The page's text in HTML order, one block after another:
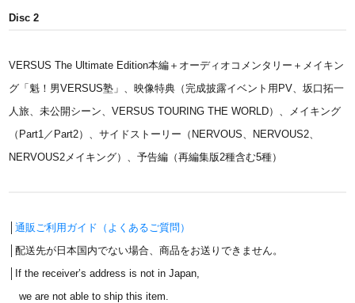
Disc 2
VERSUS The Ultimate Edition本編＋オーディオコメンタリー＋メイキン
グ「魁！男VERSUS塾」、映像特典（完成披露イベント用PV、坂口拓一
人旅、未公開シーン、VERSUS TOURING THE WORLD）、メイキング
（Part1／Part2）、サイドストーリー（NERVOUS、NERVOUS2、
NERVOUS2メイキング）、予告編（再編集版2種含む5種）
│通販ご利用ガイド（よくあるご質問）
│配送先が日本国内でない場合、商品をお送りできません。
│If the receiver’s address is not in Japan,
we are not able to ship this item.